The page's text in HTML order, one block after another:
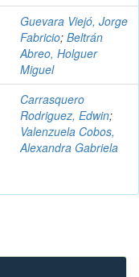
Guevara Viejó, Jorge
Fabricio; Beltrán
Abreo, Holguer
Miguel
Carrasquero
Rodriguez, Edwin;
Valenzuela Cobos,
Alexandra Gabriela